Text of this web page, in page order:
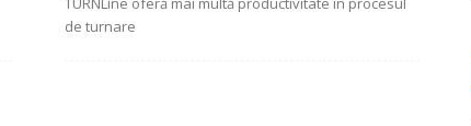
de turnare